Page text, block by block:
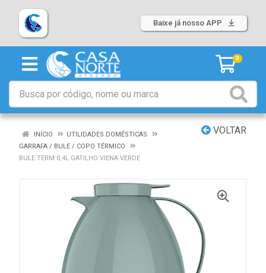
Baixe já nosso APP
0
VOLTAR
INÍCIO
UTILIDADES DOMÉSTICAS
GARRAFA / BULE / COPO TÉRMICO
BULE TERM 0,4L GATILHO VIENA VERDE